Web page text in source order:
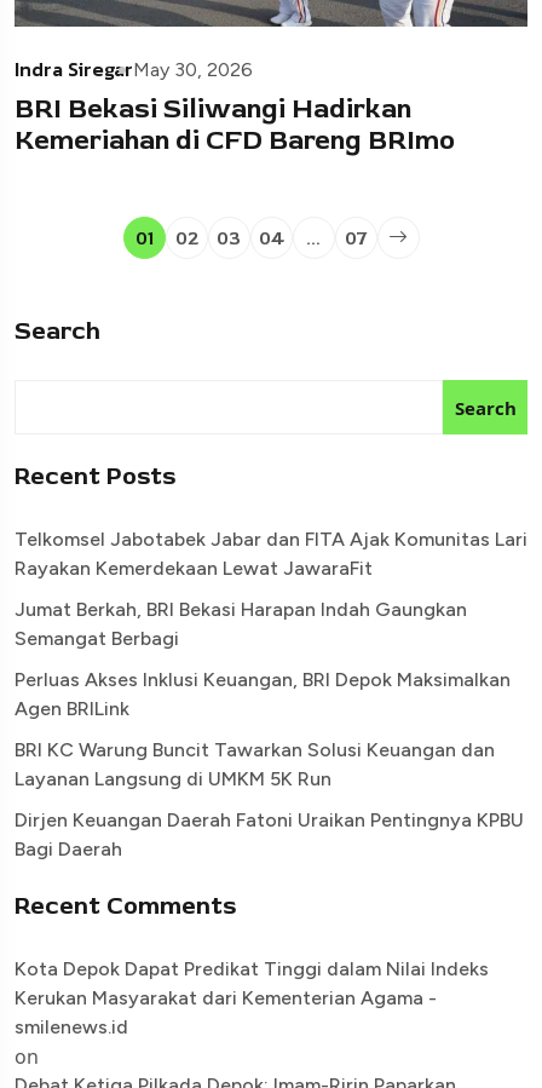
Indra SiregarMay 30, 2026
BRI Bekasi Siliwangi Hadirkan
Kemeriahan di CFD Bareng BRImo
01 02 03 04 … 07
Search
Search
Recent Posts
Telkomsel Jabotabek Jabar dan FITA Ajak Komunitas Lari
Rayakan Kemerdekaan Lewat JawaraFit
Jumat Berkah, BRI Bekasi Harapan Indah Gaungkan
Semangat Berbagi
Perluas Akses Inklusi Keuangan, BRI Depok Maksimalkan
Agen BRILink
BRI KC Warung Buncit Tawarkan Solusi Keuangan dan
Layanan Langsung di UMKM 5K Run
Dirjen Keuangan Daerah Fatoni Uraikan Pentingnya KPBU
Bagi Daerah
Recent Comments
Kota Depok Dapat Predikat Tinggi dalam Nilai Indeks
Kerukan Masyarakat dari Kementerian Agama -
smilenews.id
on